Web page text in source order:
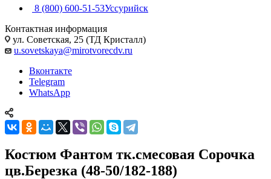
8 (800) 600-51-53Уссурийск
Контактная информация
ул. Советская, 25 (ТД Кристалл)
u.sovetskaya@mirotvorecdv.ru
Вконтакте
Telegram
WhatsApp
Костюм Фантом тк.смесовая Сорочка
цв.Березка (48-50/182-188)